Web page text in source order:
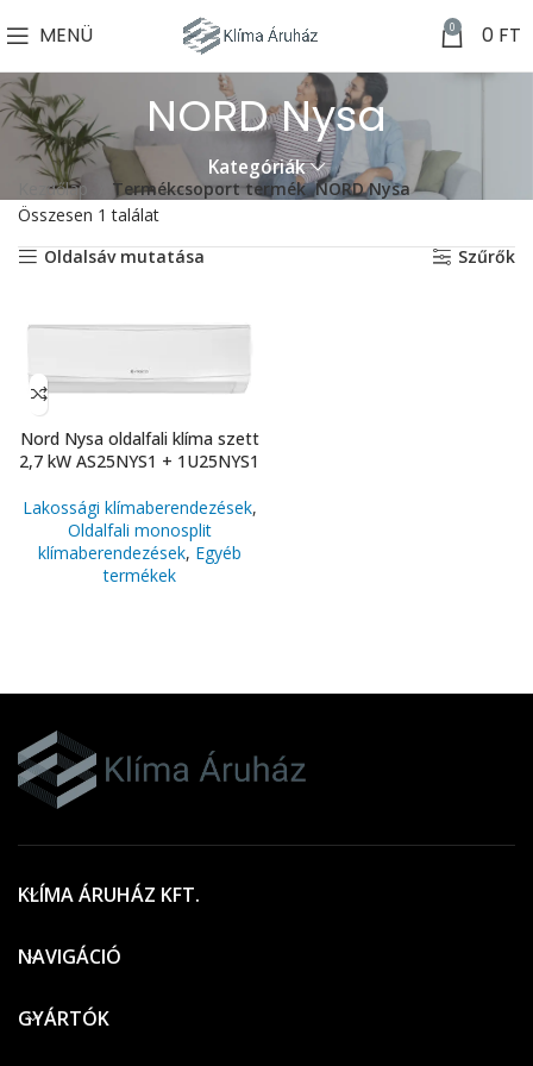
MENÜ 0 0 FT
NORD Nysa
Kategóriák
Kezdőlap Termékcsoport termék NORD Nysa
Összesen 1 találat
Oldalsáv mutatása
Szűrők
Nord Nysa oldalfali klíma szett
2,7 kW AS25NYS1 + 1U25NYS1
Lakossági klímaberendezések,
Oldalfali monosplit
klímaberendezések, Egyéb
termékek
KLÍMA ÁRUHÁZ KFT.
NAVIGÁCIÓ
GYÁRTÓK